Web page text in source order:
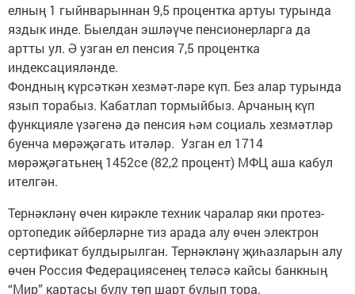
елның 1 гыйнварыннан 9,5 процентка артуы турында
яздык инде. Быелдан эшләүче пенсионерларга да
артты ул. Ә узган ел пенсия 7,5 процентка
индексацияләнде.
Фондның күрсәткән хезмәт-ләре күп. Без алар турында
язып торабыз. Кабатлап тормыйбыз. Арчаның күп
функцияле үзәгенә дә пенсия һәм социаль хезмәтләр
буенча мөрәҗәгать итәләр. Узган ел 1714
мөрәҗәгатьнең 1452се (82,2 процент) МФЦ аша кабул
ителгән.
Тернәкләнү өчен кирәкле техник чаралар яки протез-
ортопедик әйберләрне тиз арада алу өчен электрон
сертификат булдырылган. Тернәкләнү җиһазларын алу
өчен Россия Федерациясенең теләсә кайсы банкның
“Мир” картасы булу төп шарт булып тора.